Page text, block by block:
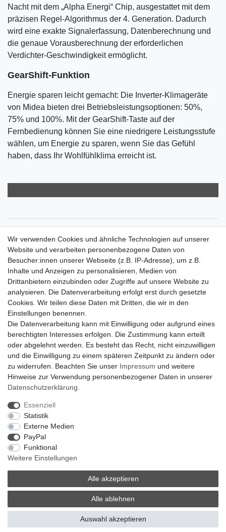
Nacht mit dem „Alpha Energi“ Chip, ausgestattet mit dem
präzisen Regel-Algorithmus der 4. Generation. Dadurch
wird eine exakte Signalerfassung, Datenberechnung und
die genaue Vorausberechnung der erforderlichen
Verdichter-Geschwindigkeit ermöglicht.
GearShift-Funktion
Energie sparen leicht gemacht: Die Inverter-Klimageräte
von Midea bieten drei Betriebsleistungsoptionen: 50%,
75% und 100%. Mit der GearShift-Taste auf der
Fernbedienung können Sie eine niedrigere Leistungsstufe
wählen, um Energie zu sparen, wenn Sie das Gefühl
haben, dass Ihr Wohlfühlklima erreicht ist.
Versandkosten
Der Weg zur eigenen Klimaanlage
Inbetriebnahme & Serviceleistungen
Für Interessierte aus der Schweiz
Klimaanlage = Wärmepumpe
Hilfe
Bankverbindung:
encliso GmbH
Kreissparkasse Verl
Kto-Nr. 25007352 - BLZ 47853520
BIC/SWIFT: WELADED1WDB
IBAN: DE07 4785 3520 0025 0073 52
Impressum
Barrierefreiheitserklärung
Vertrag widerrufen
Wir verwenden Cookies und ähnliche Technologien auf unserer
Website und verarbeiten personenbezogene Daten von
Besucher:innen unserer Webseite (z.B. IP-Adresse), um z.B.
Inhalte und Anzeigen zu personalisieren, Medien von
Drittanbietern einzubinden oder Zugriffe auf unsere Website zu
analysieren. Die Datenverarbeitung erfolgt erst durch gesetzte
Cookies. Wir teilen diese Daten mit Dritten, die wir in den
Einstellungen benennen.
Die Datenverarbeitung kann mit Einwilligung oder aufgrund eines
berechtigten Interesses erfolgen. Die Zustimmung kann erteilt
oder abgelehnt werden. Es besteht das Recht, nicht einzuwilligen
und die Einwilligung zu einem späteren Zeitpunkt zu ändern oder
zu widerrufen. Beachten Sie unser Impressum und weitere
Hinweise zur Verwendung personenbezogener Daten in unserer
Daten­schutz­erklärung
Essenziell
Statistik
Externe Medien
PayPal
Funktional
Weitere Einstellungen
Alle akzeptieren
Alle ablehnen
Auswahl akzeptieren